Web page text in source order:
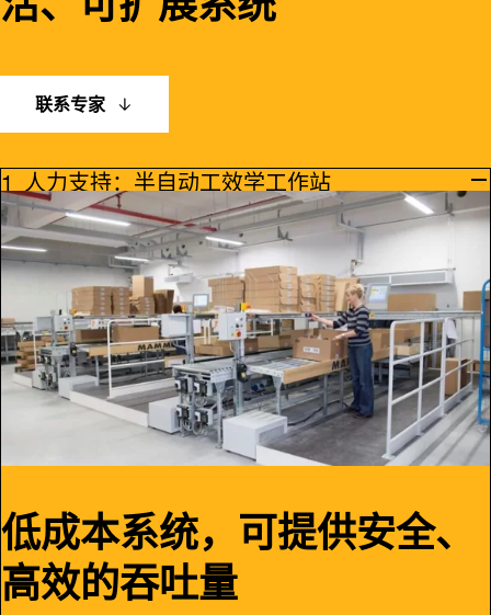
联系专家
人力支持：半自动工效学工作站
低成本系统，可提供安全、
高效的吞吐量